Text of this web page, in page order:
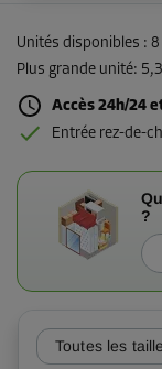
Unités disponibles : 8
Plus grande unité:
Accès 24h/24
Entrée rez-de-
?
Toutes les